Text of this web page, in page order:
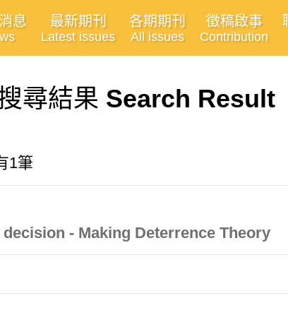
息 最新期刊
Latest issues
各期期刊
All issues
徵稿啟事
Contribution
尋結果 Search Result
1筆
- Making Deterrence Theory